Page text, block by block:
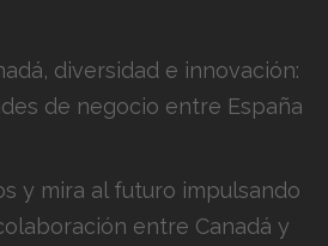
diversidad e innovación:
de negocio entre España
y mira al futuro impulsando
entre Canadá y